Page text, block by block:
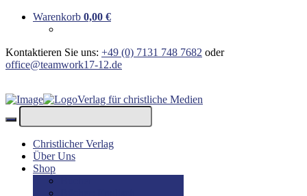
Warenkorb 0,00 €
Kontaktieren Sie uns: +49 (0) 7131 748 7682 oder
office@teamwork17-12.de
Verlag für christliche Medien
Christlicher Verlag
Über Uns
Shop